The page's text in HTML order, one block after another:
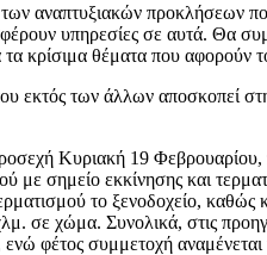
αναπτυξιακών προκλήσεων
υπηρεσίες σε αυτά. Θα
τα κρίσιμα θέματα που αφορούν
των άλλων αποσκοπεί
Κυριακή 19 Φεβρουαρίου,
με σημείο εκκίνησης και
το ξενοδοχείο,
σε χώμα. Συνολικά, στις
φέτος συμμετοχή